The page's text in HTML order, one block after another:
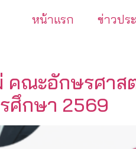
หน้าแรก ข่าวปร
คณะอักษรศา
ศึกษา 2569